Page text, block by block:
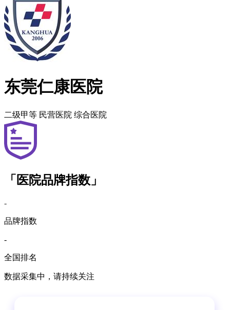
东莞仁康医院
二级甲等 民营医院 综合医院
「医院品牌指数」
-
品牌指数
-
全国排名
数据采集中，请持续关注